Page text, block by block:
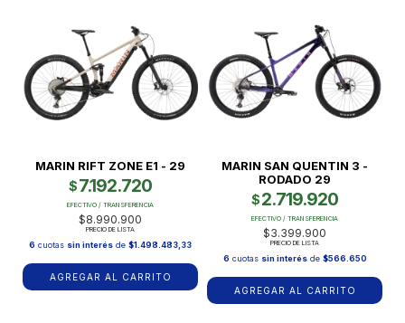
MARIN RIFT ZONE E1 - 29
$7.192.720
EFECTIVO / TRANSFERENCIA
$8.990.900
PRECIO DE LISTA
6 cuotas sin interés de $1.498.483,33
AGREGAR AL CARRITO
MARIN SAN QUENTIN 3 -
RODADO 29
$2.719.920
EFECTIVO / TRANSFERENCIA
$3.399.900
PRECIO DE LISTA
6 cuotas sin interésde $566.650
AGREGAR AL CARRITO